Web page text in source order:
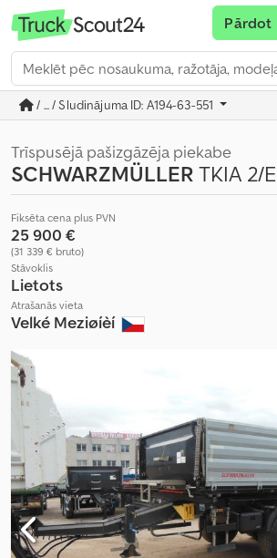
Pārdot
/ ... / Sludinājuma ID: A194-63-551
Trīspusējā pašizgāzēja piekabe
SCHWARZMÜLLERTKIA 2/E
Fiksēta cena plus PVN
25 900 €
(31 339 € bruto)
Stāvoklis
Lietots
Atrašanās vieta
Velké Meziøíèí